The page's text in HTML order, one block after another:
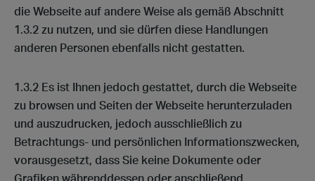
die Webseite auf andere Weise als gemäß Abschnitt
1.3.2 zu nutzen, und sie dürfen diese Handlungen
anderen Personen ebenfalls nicht gestatten.
1.3.2 Es ist Ihnen jedoch gestattet, durch die Webseite
zu browsen und Seiten der Webseite herunterzuladen
und auszudrucken, jedoch ausschließlich zu
Betrachtungs- und persönlichen Informationszwecken,
vorausgesetzt, dass Sie keine Dokumente oder